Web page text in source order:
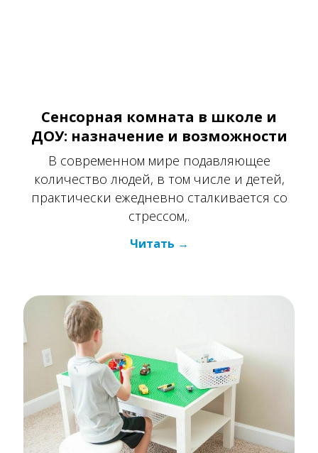
количество людей, в том числе и детей,
практически ежедневно сталкивается со
Читать
Конструирование в ДОУ: как